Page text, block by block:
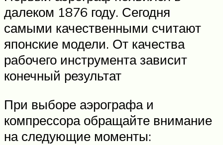
далеком 1876 году. Сегодня
самыми качественными считают
японские модели. От качества
рабочего инструмента зависит
конечный результат
При выборе аэрографа и
компрессора обращайте внимание
на следующие моменты: